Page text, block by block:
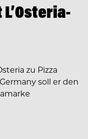
zu Pizza
soll er den